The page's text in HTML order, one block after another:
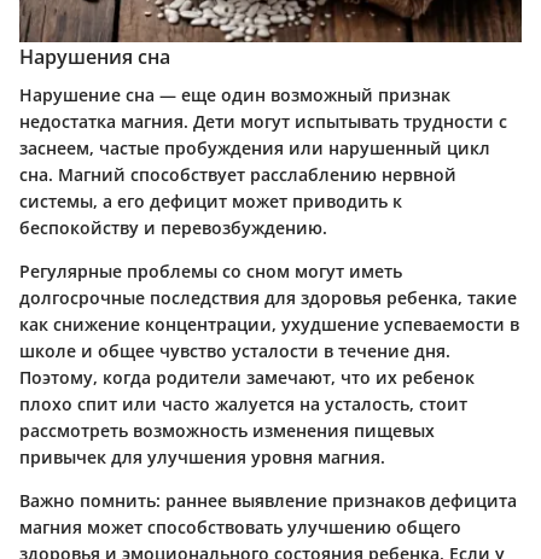
Нарушения сна
Нарушение сна — еще один возможный признак
недостатка магния. Дети могут испытывать трудности с
заснеем, частые пробуждения или нарушенный цикл
сна. Магний способствует расслаблению нервной
системы, а его дефицит может приводить к
беспокойству и перевозбуждению.
Регулярные проблемы со сном могут иметь
долгосрочные последствия для здоровья ребенка, такие
как снижение концентрации, ухудшение успеваемости в
школе и общее чувство усталости в течение дня.
Поэтому, когда родители замечают, что их ребенок
плохо спит или часто жалуется на усталость, стоит
рассмотреть возможность изменения пищевых
привычек для улучшения уровня магния.
Важно помнить: раннее выявление признаков дефицита
магния может способствовать улучшению общего
здоровья и эмоционального состояния ребенка. Если у